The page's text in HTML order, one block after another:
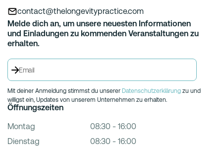
contact@thelongevitypractice.com
Melde dich an, um unsere neuesten Informationen
und Einladungen zu kommenden Veranstaltungen zu
erhalten.
Mit deiner Anmeldung stimmst du unserer Datenschutzerklärung zu und
willigst ein, Updates von unserem Unternehmen zu erhalten.
Öffnungszeiten
Montag
08:30 - 16:00
Dienstag
08:30 - 16:00